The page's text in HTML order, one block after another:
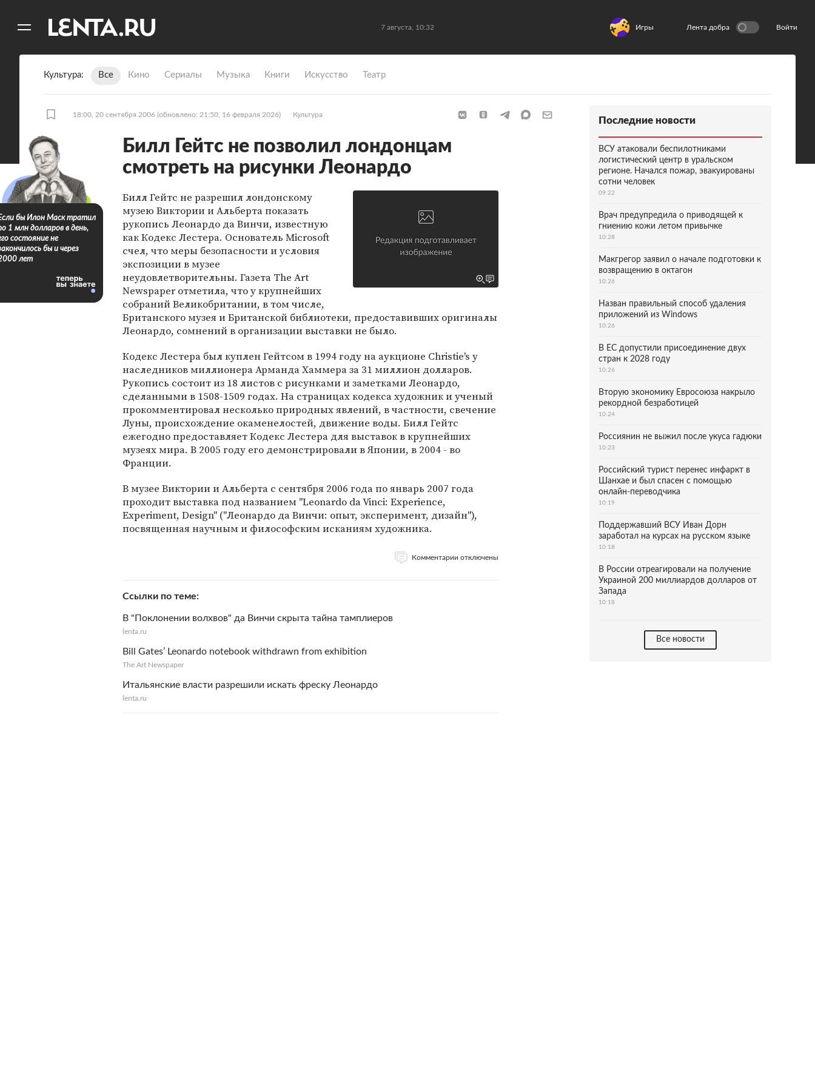
7 августа, 10:32 Игры Лента добра Войти
Культура Все Кино Сериалы Музыка Книги Искусство Театр
18:00, 20 сентября 2006 (обновлено: 21:50, 16 февраля 2026) Культура
Билл Гейтс не позволил лондонцам
смотреть на рисунки Леонардо
Билл Гейтс не разрешил лондонскому
музею Виктории и Альберта показать
рукопись Леонардо да Винчи, известную
как Кодекс Лестера. Основатель Microsoft
счел, что меры безопасности и условия
экспозиции в музее
неудовлетворительны. Газета The Art
Newspaper отметила, что у крупнейших
собраний Великобритании, в том числе,
Британского музея и Британской библиотеки, предоставивших оригиналы
Леонардо, сомнений в организации выставки не было.
Кодекс Лестера был куплен Гейтсом в 1994 году на аукционе Christie's у
наследников миллионера Арманда Хаммера за 31 миллион долларов.
Рукопись состоит из 18 листов с рисунками и заметками Леонардо,
сделанными в 1508-1509 годах. На страницах кодекса художник и ученый
прокомментировал несколько природных явлений, в частности, свечение
Луны, происхождение окаменелостей, движение воды. Билл Гейтс
ежегодно предоставляет Кодекс Лестера для выставок в крупнейших
музеях мира. В 2005 году его демонстрировали в Японии, в 2004 - во
Франции.
В музее Виктории и Альберта с сентября 2006 года по январь 2007 года
проходит выставка под названием "Leonardo da Vinci: Experience,
Experiment, Design" ("Леонардо да Винчи: опыт, эксперимент, дизайн"),
посвященная научным и философским исканиям художника.
Комментарии отключены
Ссылки по теме
В "Поклонении волхвов" да Винчи скрыта тайна тамплиеров
lenta.ru
Bill Gates’ Leonardo notebook withdrawn from exhibition
The Art Newspaper
Итальянские власти разрешили искать фреску Леонардо
lenta.ru
бы Илон Маск тратил
1 млн долларов в день,
состояние не
бы и через
лет
Последние новости
ВСУ атаковали беспилотниками
логистический центр в уральском
регионе. Начался пожар, эвакуированы
сотни человек
09:22
Врач предупредила о приводящей к
гниению кожи летом привычке
10:28
Макгрегор заявил о начале подготовки к
возвращению в октагон
10:26
Назван правильный способ удаления
приложений из Windows
10:26
В ЕС допустили присоединение двух
стран к 2028 году
10:26
Вторую экономику Евросоюза накрыло
рекордной безработицей
10:24
Россиянин не выжил после укуса гадюки
10:23
Российский турист перенес инфаркт в
Шанхае и был спасен с помощью
онлайн-переводчика
10:19
Поддержавший ВСУ Иван Дорн
заработал на курсах на русском языке
10:18
В России отреагировали на получение
Украиной 200 миллиардов долларов от
Запада
10:18
Все новости